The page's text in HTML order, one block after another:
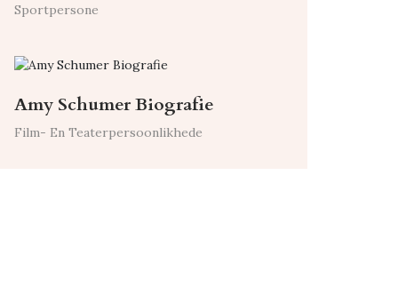
Sportpersone
Amy Schumer Biografie
Film- En Teaterpersoonlikhede